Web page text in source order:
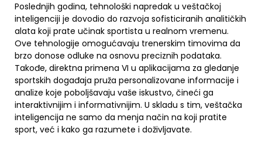
Poslednjih godina, tehnološki napredak u veštačkoj
inteligenciji je dovodio do razvoja sofisticiranih analitičkih
alata koji prate učinak sportista u realnom vremenu.
Ove tehnologije omogućavaju trenerskim timovima da
brzo donose odluke na osnovu preciznih podataka.
Takođe, direktna primena VI u aplikacijama za gledanje
sportskih događaja pruža personalizovane informacije i
analize koje poboljšavaju vaše iskustvo, čineći ga
interaktivnijim i informativnijim. U skladu s tim, veštačka
inteligencija ne samo da menja način na koji pratite
sport, već i kako ga razumete i doživljavate.